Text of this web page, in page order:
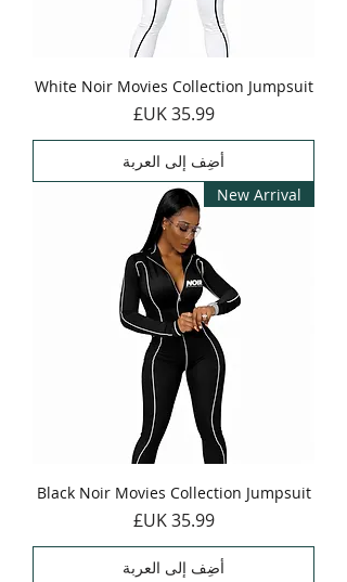
White Noir Movies Collection Jumpsuit
السعر‏35.99 UK£
أضِف إلى العربة
New Arrival
Black Noir Movies Collection Jumpsuit
السعر‏35.99 UK£
أضِف إلى العربة